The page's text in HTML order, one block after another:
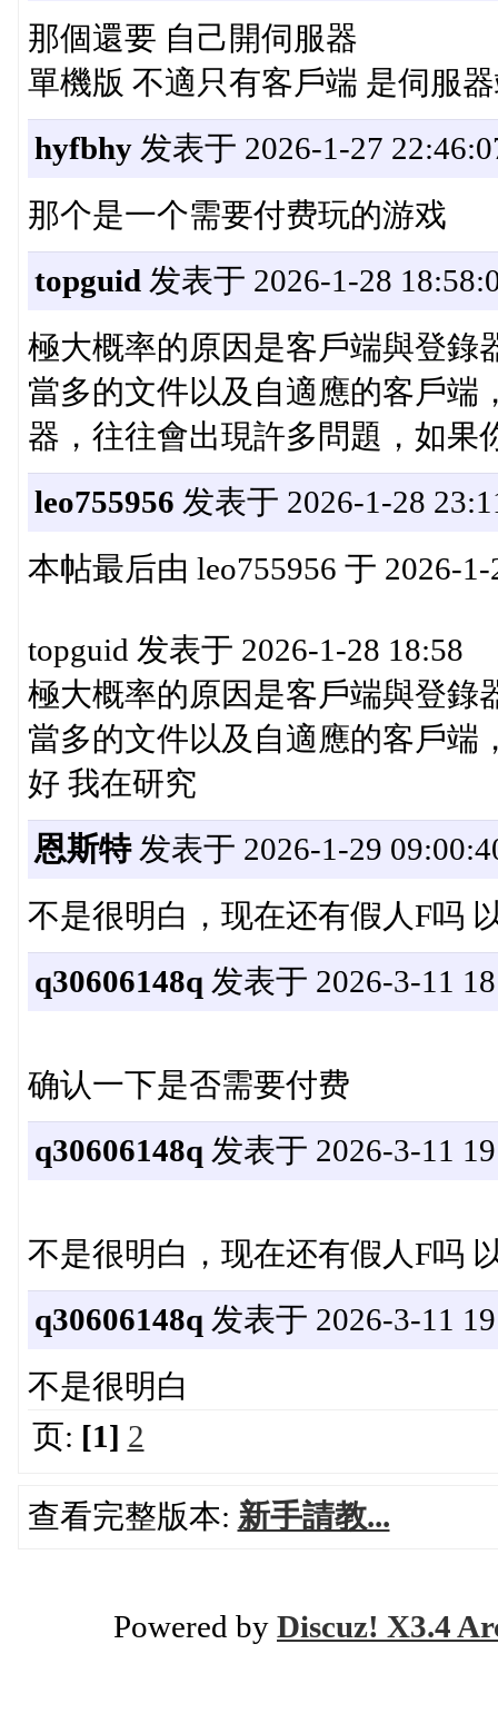
那個還要 自己開伺服器
單機版 不適只有客戶端 是伺服
hyfbhy发表于 2026-1-27
那个是一个需要付费玩的游戏
topguid 发表于 2026-1-28
極大概率的原因是客戶端與登錄
當多的文件以及自適應的客戶端
器，往往會出現許多問題，如果
leo755956 发表于 2026-1-28
本帖最后由 leo755956 于 2026-
topguid 发表于 2026-1-28 18:58
極大概率的原因是客戶端與登錄
當多的文件以及自適應的客戶端
好 我在研究
恩斯特发表于 2026-1-29
不是很明白，现在还有假人F吗
q30606148q 发表于 2026-3-11
确认一下是否需要付费
q30606148q 发表于 2026-3-11
不是很明白，现在还有假人F吗
q30606148q 发表于 2026-3-11
不是很明白
页: [1] 2
查看完整版本: 新手請教...
Powered by Discuz! X3.4